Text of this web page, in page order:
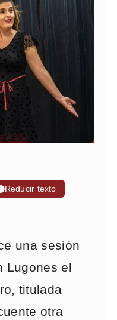
Reducir texto
una sesión
Lugones el
titulada
otra